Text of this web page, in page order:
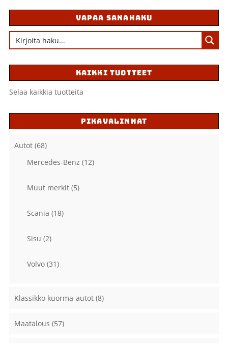
VAPAA SANAHAKU
KAIKKI TUOTTEET
Selaa kaikkia tuotteita
PIKAVALINNAT
Autot (68)
Mercedes-Benz (12)
Muut merkit (5)
Scania (18)
Sisu (2)
Volvo (31)
Klassikko kuorma-autot (8)
Maatalous (57)